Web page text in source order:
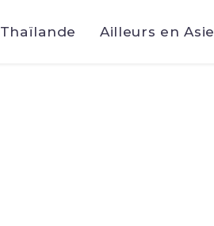
Thaïlande Ailleurs en